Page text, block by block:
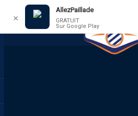
✕
AllezPaillade
GRATUIT
Sur Google Play